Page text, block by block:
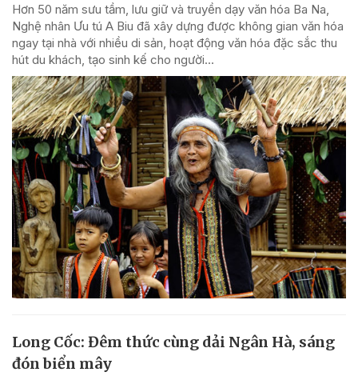
Hơn 50 năm sưu tầm, lưu giữ và truyền dạy văn hóa Ba Na,
Nghệ nhân Ưu tú A Biu đã xây dựng được không gian văn hóa
ngay tại nhà với nhiều di sản, hoạt động văn hóa đặc sắc thu
hút du khách, tạo sinh kế cho người...
Long Cốc: Đêm thức cùng dải Ngân Hà, sáng
đón biển mây